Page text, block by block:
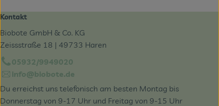
Kontakt
Biobote GmbH & Co. KG
Zeissstraße 18 | 49733 Haren
05932/9949020
info@biobote.de
Du erreichst uns telefonisch am besten Montag bis
Donnerstag von 9-17 Uhr und Freitag von 9-15 Uhr